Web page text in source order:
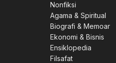
Nonfiksi
Agama & Spiritual
Biografi & Memoar
Ekonomi & Bisnis
Ensiklopedia
Filsafat